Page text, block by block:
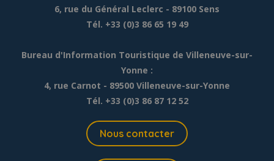
6, rue du Général Leclerc - 89100 Sens
Tél. +33 (0)3 86 65 19 49
Bureau d'Information Touristique de Villeneuve-sur-
Yonne :
4, rue Carnot - 89500 Villeneuve-sur-Yonne
Tél. +33 (0)3 86 87 12 52
Nous contacter